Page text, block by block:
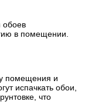
обоев
в помещении.
помещения и
испачкать обои,
что